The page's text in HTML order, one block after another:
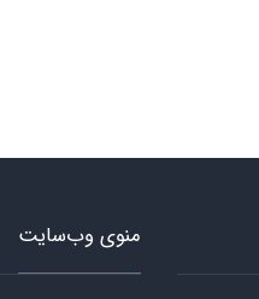
منوی وب‌سایت